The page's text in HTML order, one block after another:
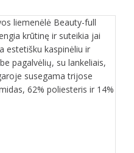
liemenėlė Beauty-full
krūtinę ir suteikia jai
estetišku kaspinėliu ir
pagalvėlių, su lankeliais,
susegama trijose
62% poliesteris ir 14%